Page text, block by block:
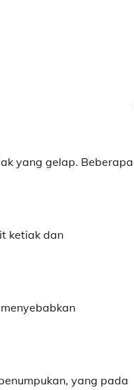
yang gelap. Beberapa
ketiak dan
yang pada